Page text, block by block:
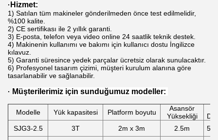
· Hizmet:
1) Satılan tüm makineler gönderilmeden önce test edilmelidir,
%100 kalite.
2) CE sertifikası ile 2 yıllık garanti.
3) E-posta, telefon veya video online 24 saatlik teknik destek.
4) Makinenin kullanımı ve bakımı için kullanıcı dostu İngilizce
kılavuz.
5) Garanti süresince yedek parçalar ücretsiz olarak sunulacaktır.
6) Profesyonel tasarım çizimi, müşteri kurulum alanına göre
tasarlanabilir ve sağlanabilir.
· Müşterilerimiz için sunduğumuz modeller:
Modelle Yük kapasitesi Platform boyutu
Asansör
Yüksekliği
SJG3-2.5
3T 2m x 3m 2.5m